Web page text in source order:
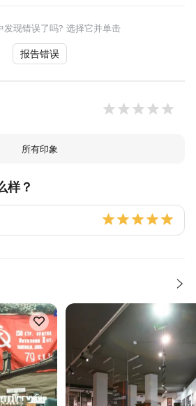
发现错误了吗? 选择它并单击
报告错误
所有印象
样？